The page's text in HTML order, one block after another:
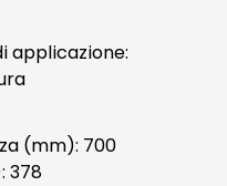
applicazione:
(mm): 700
378